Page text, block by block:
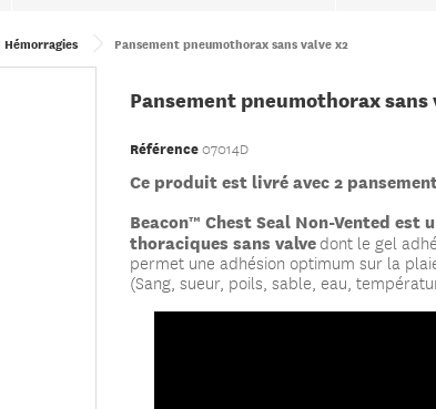
Hémorragies Pansement pneumothorax sans valve x2
Pansement pneumothorax sans
Référence07014D
Ce produit est livré avec 2
Beacon™ Chest Seal Non-Vented est
thoraciques sans valvedont le gel
permet une adhésion optimum sur la
(Sang, sueur, poils, sable, eau,